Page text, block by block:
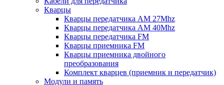
Кварцы
Кварцы передатчика AM 27Mhz
Кварцы передатчика AM 40Mhz
Кварцы передатчика FM
Кварцы приемника FM
Кварцы приемника двойного
преобразования
Комплект кварцев (приемник и передатчик)
Модули и память